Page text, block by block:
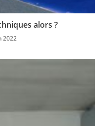
alors ?
2022